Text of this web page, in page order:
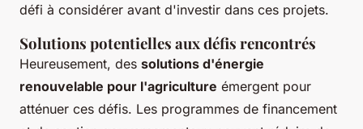
défi à considérer avant d'investir dans ces projets.
Solutions potentielles aux défis rencontrés
Heureusement, des solutions d'énergie
renouvelable pour l'agriculture émergent pour
atténuer ces défis. Les programmes de financement